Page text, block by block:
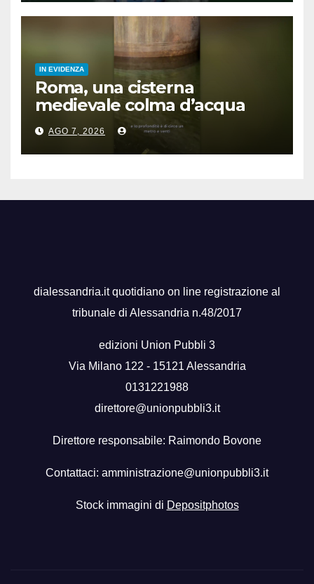
IN EVIDENZA
Roma, una cisterna
medievale colma d’acqua
sotto palazzo San Macuto
AGO 7, 2026
dialessandria.it quotidiano on line registrazione al
tribunale di Alessandria n.48/2017
edizioni Union Pubbli 3
Via Milano 122 - 15121 Alessandria
0131221988
direttore@unionpubbli3.it
Direttore responsabile: Raimondo Bovone
Contattaci: amministrazione@unionpubbli3.it
Stock immagini di Depositphotos